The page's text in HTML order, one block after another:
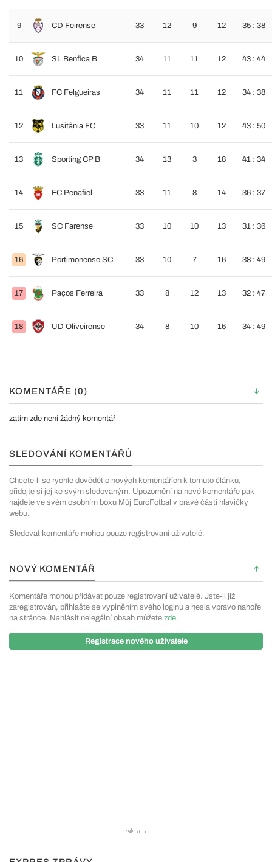
9 CD Feirense 33 12 9 12 35 : 38
10 SL Benfica B 34 11 11 12 43 : 44
11 FC Felgueiras 34 11 11 12 34 : 38
12 Lusitânia FC 33 11 10 12 43 : 50
13 Sporting CP B 34 13 3 18 41 : 34
14 FC Penafiel 33 11 8 14 36 : 37
15 SC Farense 33 10 10 13 31 : 36
16 Portimonense SC 33 10 7 16 38 : 49
17 Paços Ferreira 33 8 12 13 32 : 47
18 UD Oliveirense 34 8 10 16 34 : 49
KOMENTÁŘE (0)
zatím zde není žádný komentář
SLEDOVÁNÍ KOMENTÁŘŮ
Chcete-li se rychle dovědět o nových komentářích k tomuto článku,
přidejte si jej ke svým sledovaným. Upozornění na nové komentáře pak
najdete ve svém osobním boxu Můj EuroFotbal v pravé části hlavičky
webu.
Sledovat komentáře mohou pouze registrovaní uživatelé.
NOVÝ KOMENTÁŘ
Komentáře mohou přidávat pouze registrovaní uživatelé. Jste-li již
zaregistrován, přihlašte se vyplněním svého loginu a hesla vpravo nahoře
na stránce. Nahlásit nelegální obsah můžete zde.
Registrace nového uživatele